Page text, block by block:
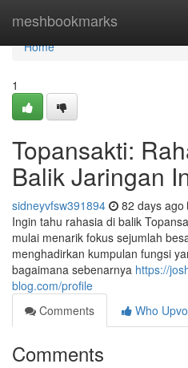
meshbookmarks
Home
Home
1
Topansakti:
Balik Jaringan
sidneyvfsw391894 82 days ago
Ingin tahu rahasia di balik
mulai menarik fokus sejumlah
menghadirkan kumpulan fungsi
bagaimana sebenarnya https://
blog.com/profile
Comments
Who
Comments